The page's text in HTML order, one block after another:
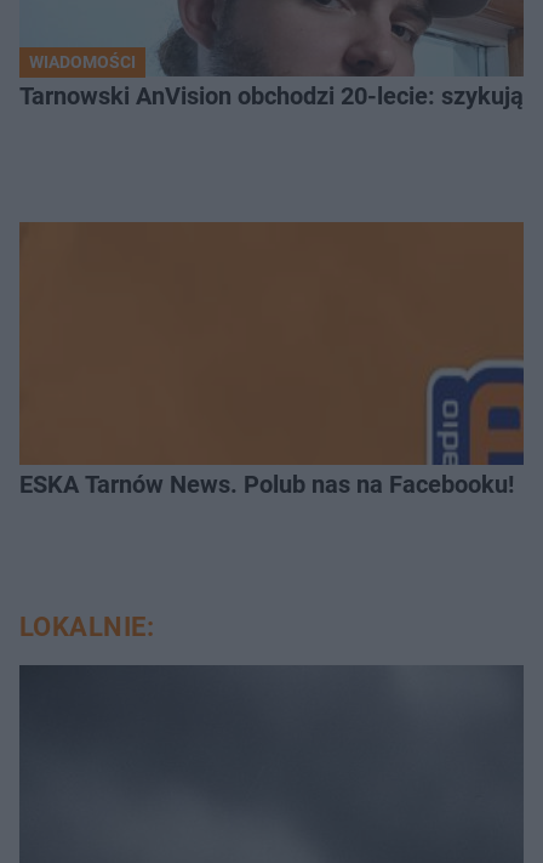
WIADOMOŚCI
Tarnowski AnVision obchodzi 20-lecie: szykują
ESKA Tarnów News. Polub nas na Facebooku!
LOKALNIE: